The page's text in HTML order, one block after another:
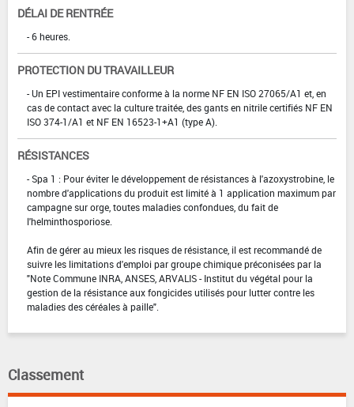
DÉLAI DE RENTRÉE
- 6 heures.
PROTECTION DU TRAVAILLEUR
- Un EPI vestimentaire conforme à la norme NF EN ISO 27065/A1 et, en
cas de contact avec la culture traitée, des gants en nitrile certifiés NF EN
ISO 374-1/A1 et NF EN 16523-1+A1 (type A).
RÉSISTANCES
- Spa 1 : Pour éviter le développement de résistances à l'azoxystrobine, le
nombre d'applications du produit est limité à 1 application maximum par
campagne sur orge, toutes maladies confondues, du fait de
l'helminthosporiose.
Afin de gérer au mieux les risques de résistance, il est recommandé de
suivre les limitations d'emploi par groupe chimique préconisées par la
"Note Commune INRA, ANSES, ARVALIS - Institut du végétal pour la
gestion de la résistance aux fongicides utilisés pour lutter contre les
maladies des céréales à paille".
Classement